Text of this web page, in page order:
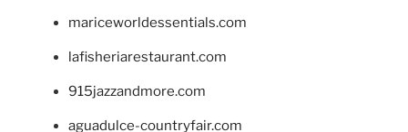
mariceworldessentials.com
lafisheriarestaurant.com
915jazzandmore.com
aguadulce-countryfair.com